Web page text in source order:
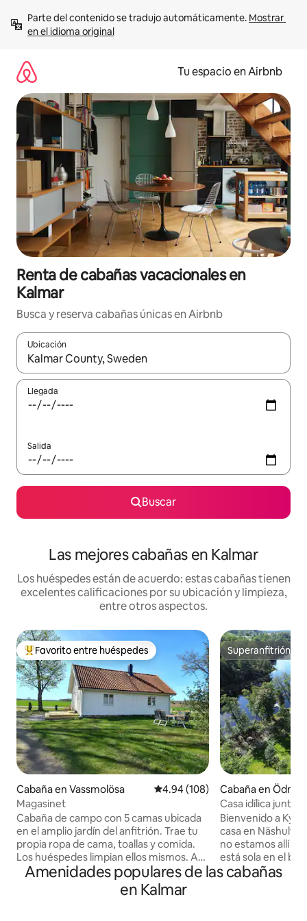
contenido
Parte del contenido se tradujo automáticamente. Mostrar
en el idioma original
Tu espacio en Airbnb
Renta de cabañas vacacionales en
Kalmar
Busca y reserva cabañas únicas en Airbnb
Ubicación
Cuando los resultados estén disponibles, podrás navegar
Llegada
Salida
Buscar
Las mejores cabañas en Kalmar
Los huéspedes están de acuerdo: estas cabañas tienen
excelentes calificaciones por su ubicación y limpieza,
entre otros aspectos.
De los mejores en Favorito entre huéspedes
Favorito entre huéspedes
Cabaña en Vassmolösa Calificación promedio: 4.94 de
4.94 (108)
Magasinet
Cabaña de campo con 5 camas ubicada
en el amplio jardín del anfitrión. Trae tu
propia ropa de cama, toallas y comida.
Los huéspedes limpian ellos mismos. A
20 km de Kalmar, a 2 km de la playa de
Vitasand y del área de juegos. Espaciosa
y rústica, con vigas de techo antiguas,
Superanfitrión
Superanfitrión
Cabaña en
Casa idílica junto
barco, pesca,
Bienvenido a
casa en Näshult
no estamos allí
está sola en el
su propio lago
Amenidades populares de las cabañas
en Kalmar